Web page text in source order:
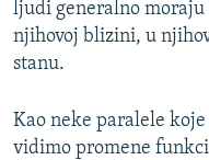
ljudi generalno moraju
njihovoj blizini, u
stanu.
Kao neke paralele
vidimo promene